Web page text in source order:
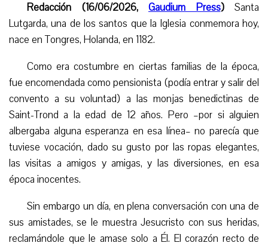
Redacción (16/06/2026, Gaudium Press)
Santa
Lutgarda, una de los santos que la Iglesia conmemora hoy,
nace en Tongres, Holanda, en 1182.
Como era costumbre en ciertas familias de la época,
fue encomendada como pensionista (podía entrar y salir del
convento a su voluntad) a las monjas benedictinas de
Saint-Trond a la edad de 12 años. Pero –por si alguien
albergaba alguna esperanza en esa línea– no parecía que
tuviese vocación, dado su gusto por las ropas elegantes,
las visitas a amigos y amigas, y las diversiones, en esa
época inocentes.
Sin embargo un día, en plena conversación con una de
sus amistades, se le muestra Jesucristo con sus heridas,
reclamándole que le amase solo a Él. El corazón recto de